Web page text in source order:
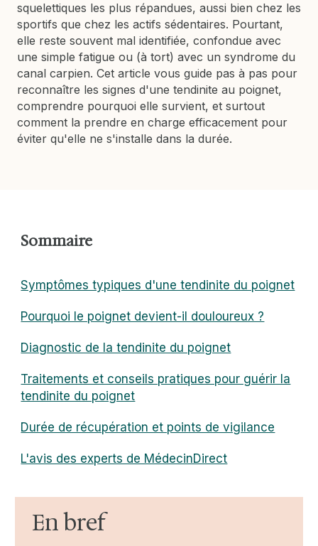
squelettiques les plus répandues, aussi bien chez les
sportifs que chez les actifs sédentaires. Pourtant,
elle reste souvent mal identifiée, confondue avec
une simple fatigue ou (à tort) avec un syndrome du
canal carpien. Cet article vous guide pas à pas pour
reconnaître les signes d'une tendinite au poignet,
comprendre pourquoi elle survient, et surtout
comment la prendre en charge efficacement pour
éviter qu'elle ne s'installe dans la durée.
Sommaire
Symptômes typiques d'une tendinite du poignet
Pourquoi le poignet devient-il douloureux ?
Diagnostic de la tendinite du poignet
Traitements et conseils pratiques pour guérir la
tendinite du poignet
Durée de récupération et points de vigilance
L'avis des experts de MédecinDirect
En bref